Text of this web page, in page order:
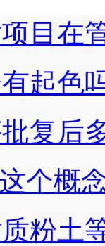
目在
起色
复后
个概
粉土